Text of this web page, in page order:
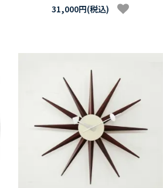
31,000円(税込)